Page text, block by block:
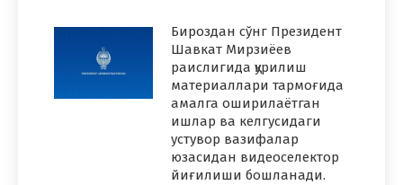
Бироздан сўнг Президент
Шавкат Мирзиёев
раислигида қурилиш
материаллари тармоғида
амалга оширилаётган
ишлар ва келгусидаги
устувор вазифалар
юзасидан видеоселектор
йиғилиши бошланади.